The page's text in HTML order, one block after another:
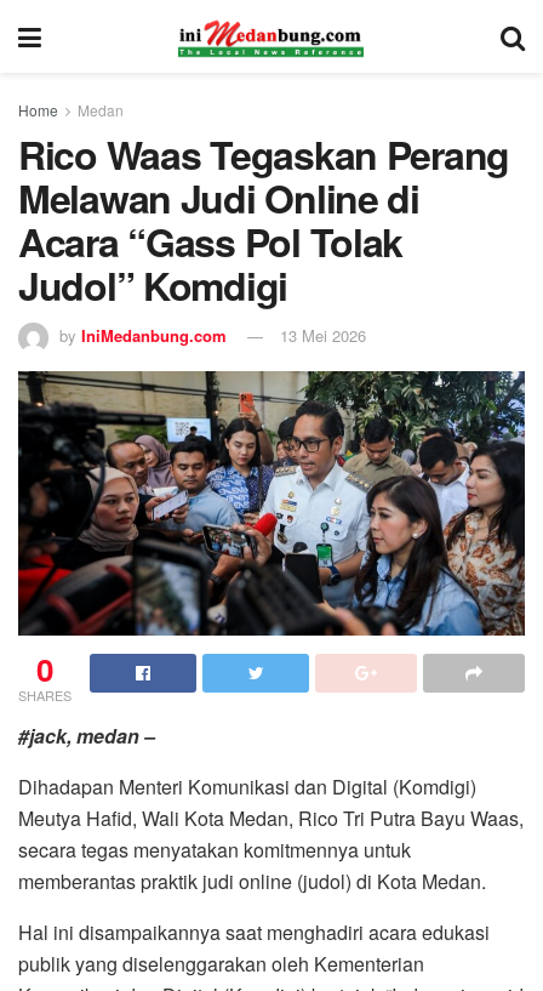
Home Medan
Rico Waas Tegaskan Perang
Melawan Judi Online di
Acara “Gass Pol Tolak
Judol” Komdigi
by IniMedanbung.com 13 Mei 2026
0
SHARES
#jack, medan –
Dihadapan Menteri Komunikasi dan Digital (Komdigi)
Meutya Hafid, Wali Kota Medan, Rico Tri Putra Bayu Waas,
secara tegas menyatakan komitmennya untuk
memberantas praktik judi online (judol) di Kota Medan.
Hal ini disampaikannya saat menghadiri acara edukasi
publik yang diselenggarakan oleh Kementerian